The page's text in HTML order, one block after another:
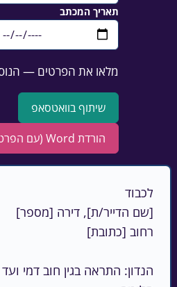
תאריך המכתב
מלאו את הפרטים —
שיתוף בוואטסאפ
הורדת Word (עם הפרטים שלכם)